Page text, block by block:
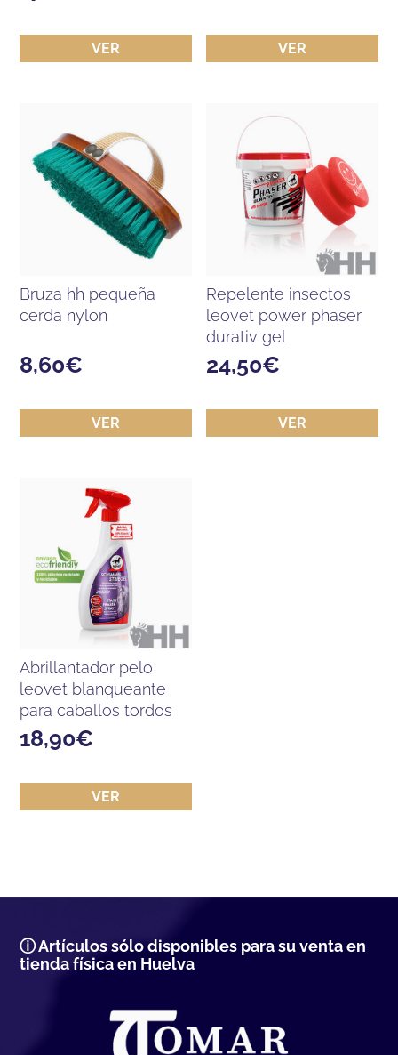
VER VER
bruza hh pequeña
cerda nylon
8,60€
VER
repelente insectos
leovet power phaser
durativ gel
24,50€
VER
abrillantador pelo
leovet blanqueante
para caballos tordos
18,90€
VER
ⓘ Artículos sólo disponibles para su venta en
tienda física en Huelva